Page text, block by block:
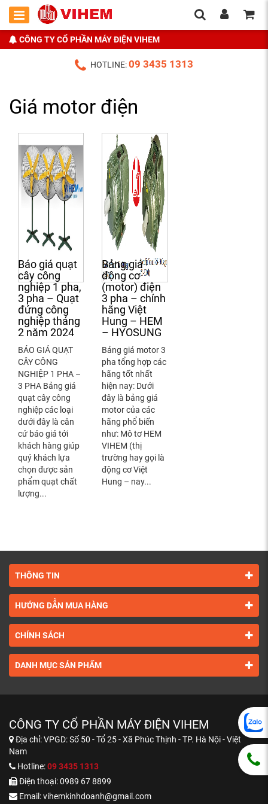
CÔNG TY CỔ PHẦN MÁY ĐIỆN VIHEM
HOTLINE:09 3435 1313
Giá motor điện
Báo giá quạt
cây công
nghiệp 1 pha,
3 pha – Quạt
đứng công
nghiệp tháng
2 năm 2024
BÁO GIÁ QUẠT
CÂY CÔNG
NGHIỆP 1 PHA –
3 PHA Bảng giá
quạt cây công
nghiệp các loại
dưới đây là căn
cứ báo giá tới
khách hàng giúp
quý khách lựa
chọn được sản
phẩm quạt chất
lượng...
Bảng giá
động cơ
(motor) điện
3 pha – chính
hãng Việt
Hung – HEM
– HYOSUNG
Bảng giá motor 3
pha tổng hợp các
hãng tốt nhất
hiện nay: Dưới
đây là bảng giá
motor của các
hãng phổ biến
như: Mô tơ HEM
VIHEM (thị
trường hay gọi là
động cơ Việt
Hung – nay...
THÔNG TIN
HƯỚNG DẪN MUA HÀNG
CHÍNH SÁCH
DANH MỤC SẢN PHẨM
CÔNG TY CỔ PHẦN MÁY ĐIỆN VIHEM
Địa chỉ:VPGD: Số 50 - Tổ 25 - Xã Phúc Thịnh - TP. Hà Nội - Việt
Nam
Hotline:09 3435 1313
Điện thoại:0989 67 8899
Email:vihemkinhdoanh@gmail.com